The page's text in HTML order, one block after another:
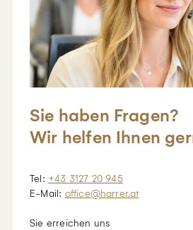
Sie haben Fragen?
Wir helfen Ihnen
Tel: +43 3127 20 945
E-Mail: office@harrer.at
Sie erreichen uns